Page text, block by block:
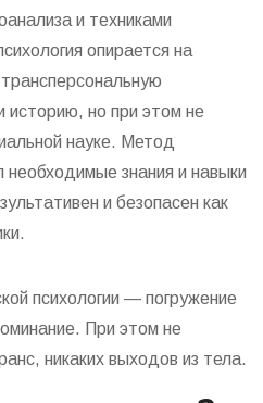
и техниками
опирается на
историю, но при этом не
науке. Метод
необходимые знания и навыки
и безопасен как
психологии — погружение
При этом не
никаких выходов из тела.